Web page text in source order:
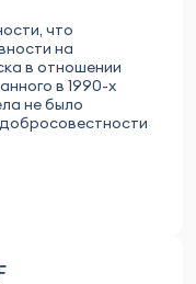
что
на
в отношении
в 1990-х
не было